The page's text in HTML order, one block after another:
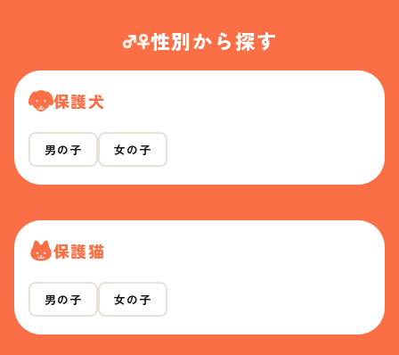
性別から探す
保護犬
男の子 女の子
保護猫
男の子 女の子